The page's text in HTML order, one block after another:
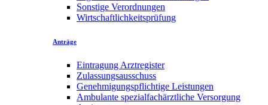
Sonstige Verordnungen
Wirtschaftlichkeitsprüfung
Anträge
Eintragung Arztregister
Zulassungsausschuss
Genehmigungspflichtige Leistungen
Ambulante spezialfachärztliche Versorgung